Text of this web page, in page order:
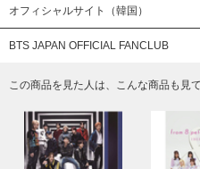
オフィシャルサイト（韓国）
BTS JAPAN OFFICIAL FANCLUB
この商品を見た人は、こんな商品も見